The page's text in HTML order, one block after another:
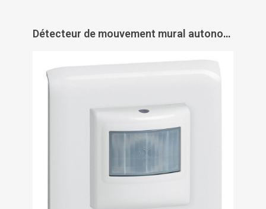
Détecteur de mouvement mural autonome Eco Mosaic 1 - LEGRAND